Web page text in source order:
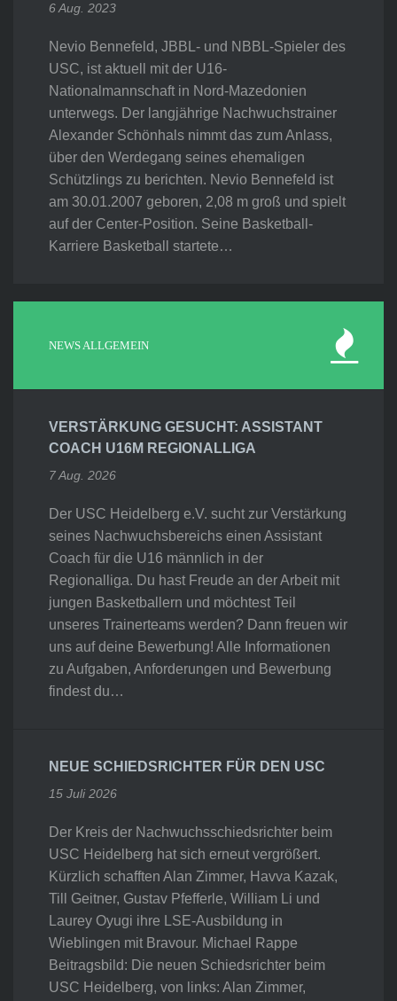
6 Aug. 2023
Nevio Bennefeld, JBBL- und NBBL-Spieler des
USC, ist aktuell mit der U16-
Nationalmannschaft in Nord-Mazedonien
unterwegs. Der langjährige Nachwuchstrainer
Alexander Schönhals nimmt das zum Anlass,
über den Werdegang seines ehemaligen
Schützlings zu berichten. Nevio Bennefeld ist
am 30.01.2007 geboren, 2,08 m groß und spielt
auf der Center-Position. Seine Basketball-
Karriere Basketball startete…
NEWS ALLGEMEIN
VERSTÄRKUNG GESUCHT: ASSISTANT
COACH U16M REGIONALLIGA
7 Aug. 2026
Der USC Heidelberg e.V. sucht zur Verstärkung
seines Nachwuchsbereichs einen Assistant
Coach für die U16 männlich in der
Regionalliga. Du hast Freude an der Arbeit mit
jungen Basketballern und möchtest Teil
unseres Trainerteams werden? Dann freuen wir
uns auf deine Bewerbung! Alle Informationen
zu Aufgaben, Anforderungen und Bewerbung
findest du…
NEUE SCHIEDSRICHTER FÜR DEN USC
15 Juli 2026
Der Kreis der Nachwuchsschiedsrichter beim
USC Heidelberg hat sich erneut vergrößert.
Kürzlich schafften Alan Zimmer, Havva Kazak,
Till Geitner, Gustav Pfefferle, William Li und
Laurey Oyugi ihre LSE-Ausbildung in
Wieblingen mit Bravour. Michael Rappe
Beitragsbild: Die neuen Schiedsrichter beim
USC Heidelberg, von links: Alan Zimmer,